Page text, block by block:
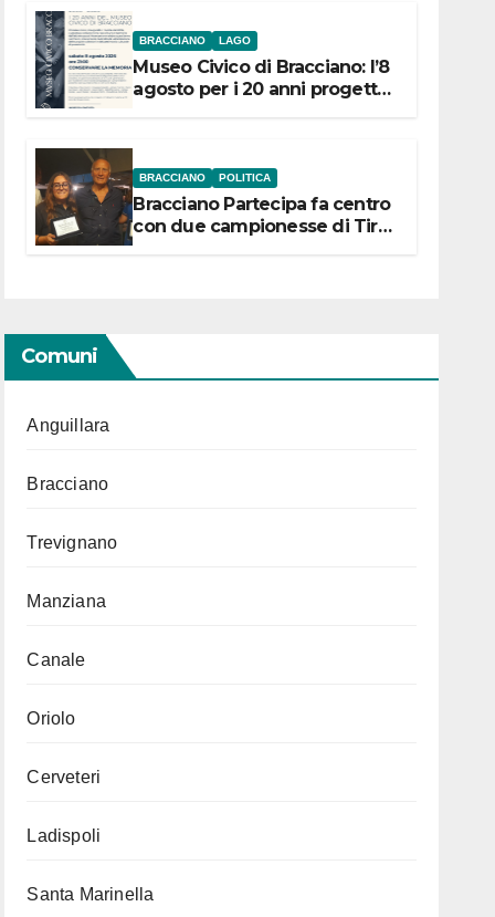
BRACCIANO LAGO
Museo Civico di Bracciano: l’8
agosto per i 20 anni progetto
BRACCIANO POLITICA
Bracciano Partecipa fa centro
con due campionesse di Tiro
Comuni
Anguillara
Bracciano
Trevignano
Manziana
Canale
Oriolo
Cerveteri
Ladispoli
Santa Marinella